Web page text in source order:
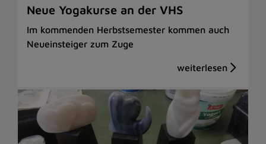
Neue Yogakurse an der VHS
Im kommenden Herbstsemester kommen auch
Neueinsteiger zum Zuge